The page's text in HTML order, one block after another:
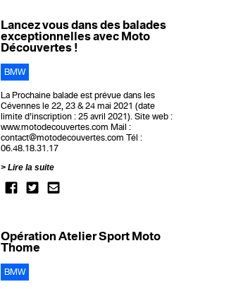
Lancez vous dans des balades
exceptionnelles avec Moto
Découvertes !
BMW
La Prochaine balade est prévue dans les
Cévennes le 22, 23 & 24 mai 2021 (date
limite d’inscription : 25 avril 2021). Site web :
www.motodecouvertes.com Mail :
contact@motodecouvertes.com Tél :
06.48.18.31.17
Lire la suite
Opération Atelier Sport Moto
Thome
BMW